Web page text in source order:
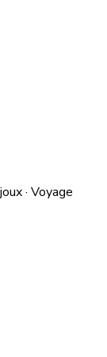
· Voyage